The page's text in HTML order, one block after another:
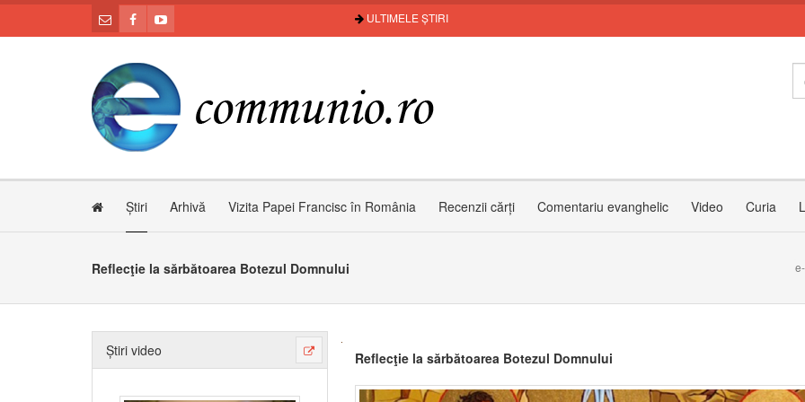
ULTIMELE ȘTIRI
Știri Arhivă Vizita Papei Francisc în România Recenzii cărți Comentariu evanghelic Video Curia
Reflecţie la sărbătoarea Botezul Domnului
Știri video Reflecţie la sărbătoarea Botezul Domnului